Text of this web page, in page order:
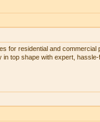
for residential and commercial
top shape with expert, hassle-